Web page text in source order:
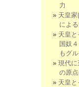
力
天皇
によ
天皇
国奴
もグ
現代に
の原
天皇